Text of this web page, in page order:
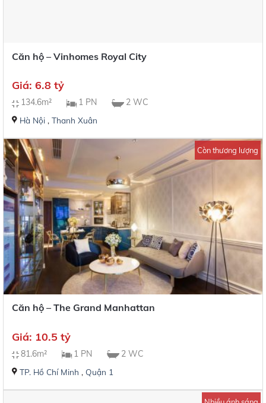
Căn hộ – Vinhomes Royal City
Giá: 6.8 tỷ
134.6m² 1 PN 2 WC
Hà Nội, Thanh Xuân
Còn thương lượng
Căn hộ – The Grand Manhattan
Giá: 10.5 tỷ
81.6m² 1 PN 2 WC
TP. Hồ Chí Minh , Quận 1